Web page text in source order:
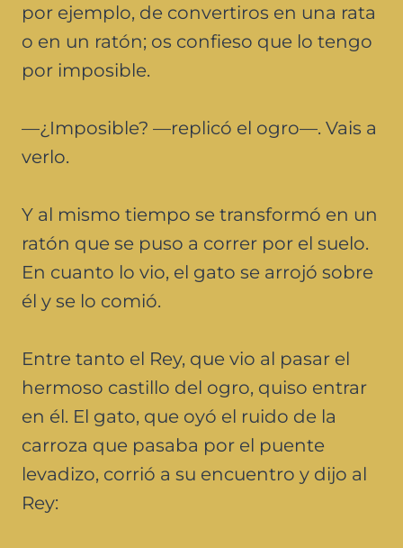
por ejemplo, de convertiros en una rata
o en un ratón; os confieso que lo tengo
por imposible.
—¿Imposible? —replicó el ogro—. Vais a
verlo.
Y al mismo tiempo se transformó en un
ratón que se puso a correr por el suelo.
En cuanto lo vio, el gato se arrojó sobre
él y se lo comió.
Entre tanto el Rey, que vio al pasar el
hermoso castillo del ogro, quiso entrar
en él. El gato, que oyó el ruido de la
carroza que pasaba por el puente
levadizo, corrió a su encuentro y dijo al
Rey: